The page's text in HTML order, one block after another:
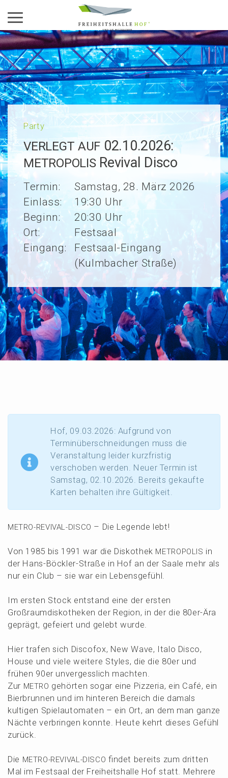
Aktiviere das Menü
Party
VERLEGT AUF 02.10.2026:
METROPOLISRevival Disco
Termin:
Samstag, 28. März 2026
Einlass:
19:30 Uhr
Beginn:
20:30 Uhr
Ort:
Festsaal
Eingang:
Festsaal-Eingang
(Kulmbacher Straße)
Hof, 09.03.2026: Aufgrund von
Termin­über­schnei­dun­gen muss die
Veran­stal­tung leider kurzfris­tig
verscho­ben werden. Neuer Termin ist
Samstag, 02.10.2026. Bereits gekauf­te
Karten behal­ten ihre Gültigkeit.
METRO-REVIVAL-DISCO – Die Legen­de lebt!
Von 1985 bis 1991 war die Disko­thek METROPOLIS in
der Hans-Böckler-Straße in Hof an der Saale mehr als
nur ein Club – sie war ein Lebensgefühl.
Im ersten Stock entstand eine der ersten
Großraum­dis­ko­the­ken der Region, in der die 80er-Ära
geprägt, gefei­ert und gelebt wurde.
Hier trafen sich Disco­fox, New Wave, Italo Disco,
House und viele weite­re Styles, die die 80er und
frühen 90er unver­gess­lich machten.
Zur METRO gehör­ten sogar eine Pizze­ria, ein Café, ein
Bierbrun­nen und im hinte­ren Bereich die damals
kulti­gen Spiel­au­to­ma­ten – ein Ort, an dem man ganze
Nächte verbrin­gen konnte. Heute kehrt dieses Gefühl
zurück.
Die METRO-REVIVAL-DISCO findet bereits zum dritten
Mal im Festsaal der Freiheits­hal­le Hof statt. Mehre­re